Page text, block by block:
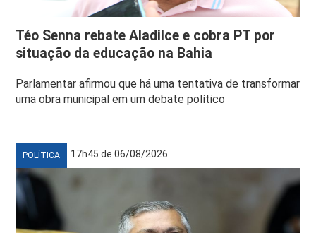
Téo Senna rebate Aladilce e cobra PT por
situação da educação na Bahia
Parlamentar afirmou que há uma tentativa de transformar
uma obra municipal em um debate político
POLÍTICA 17h45 de 06/08/2026